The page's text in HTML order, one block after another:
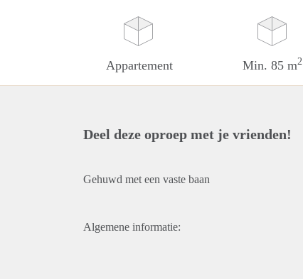
Appartement Min. 85 m2
Deel deze oproep met je vrienden!
Gehuwd met een vaste baan
Algemene informatie: